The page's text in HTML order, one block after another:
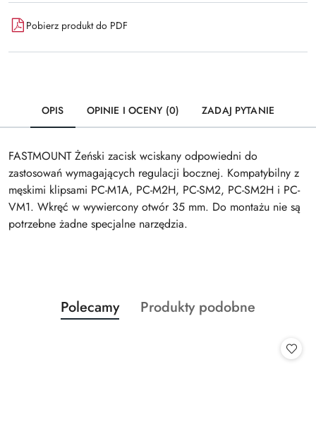
Pobierz produkt do PDF
OPIS OPINIE I OCENY (0) ZADAJ PYTANIE
FASTMOUNT Żeński zacisk wciskany odpowiedni do
zastosowań wymagających regulacji bocznej. Kompatybilny z
męskimi klipsami PC-M1A, PC-M2H, PC-SM2, PC-SM2H i PC-
VM1. Wkręć w wywiercony otwór 35 mm. Do montażu nie są
potrzebne żadne specjalne narzędzia.
Pomiń karuzelę produktów
Produkty
o
Polecamy
Produkty
Produkty podobne